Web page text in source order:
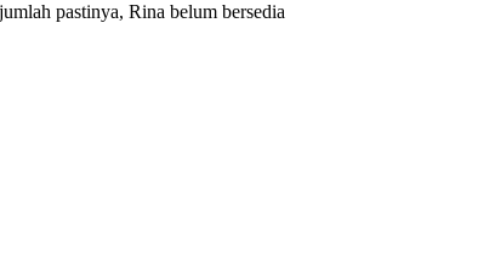
pastinya, Rina belum bersedia